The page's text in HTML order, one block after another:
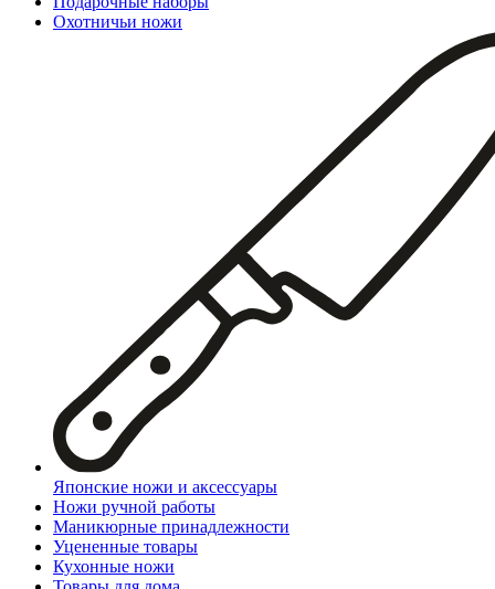
Охотничьи ножи
Японские ножи и аксессуары
Ножи ручной работы
Маникюрные принадлежности
Уцененные товары
Кухонные ножи